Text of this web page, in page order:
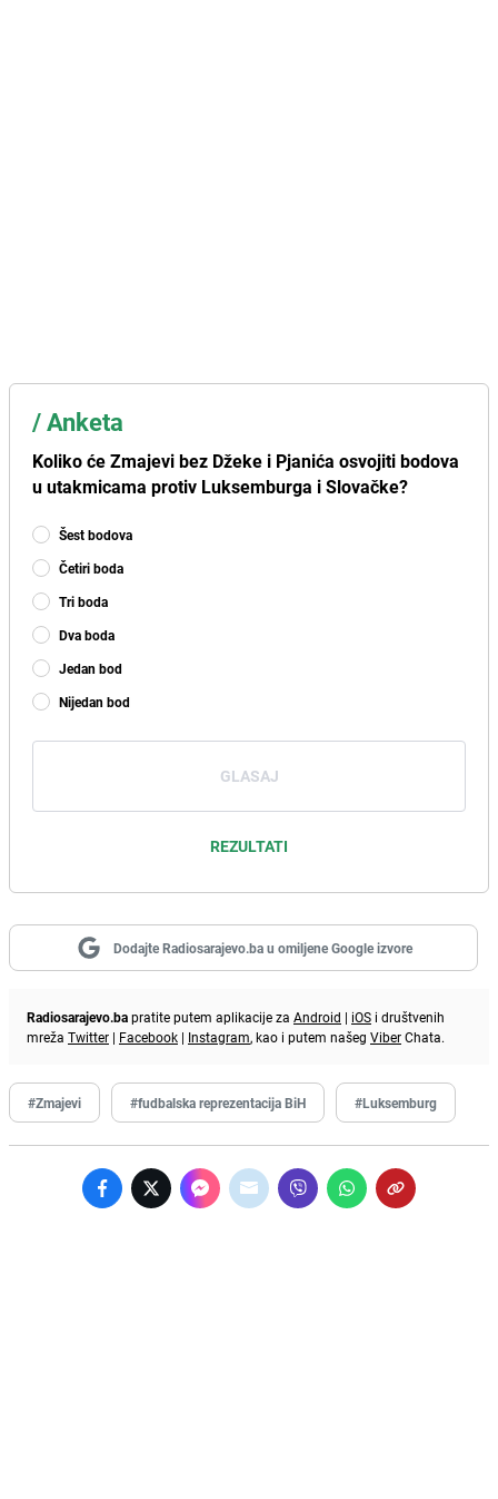
/Anketa
Koliko će Zmajevi bez Džeke i Pjanića osvojiti bodova
u utakmicama protiv Luksemburga i Slovačke?
Šest bodova
Četiri boda
Tri boda
Dva boda
Jedan bod
Nijedan bod
GLASAJ
REZULTATI
Dodajte Radiosarajevo.ba u omiljene Google izvore
Radiosarajevo.bapratite putem aplikacije za Android | iOS i društvenih
mreža Twitter | Facebook | Instagram, kao i putem našeg ViberChata.
#Zmajevi #fudbalska reprezentacija BiH #Luksemburg